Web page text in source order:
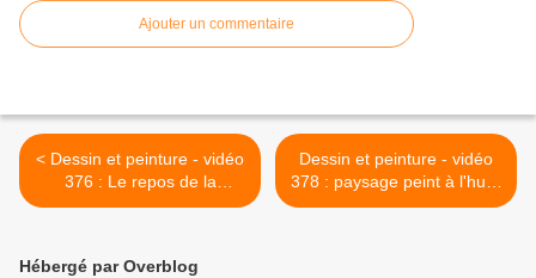
Ajouter un commentaire
< Dessin et peinture - vidéo
376 : Le repos de la
danseuse.
Dessin et peinture - vidéo
378 : paysage peint à l'huile
avec une multitude de
Hébergé par Overblog